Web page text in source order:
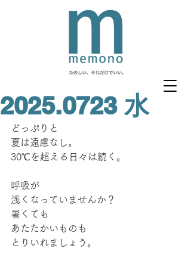
2025.0723 水
どっぷりと
夏は遠慮なし。
30℃を超える日々は続く。
呼吸が
浅くなっていませんか？
暑くても
あたたかいものも
とりいれましょう。